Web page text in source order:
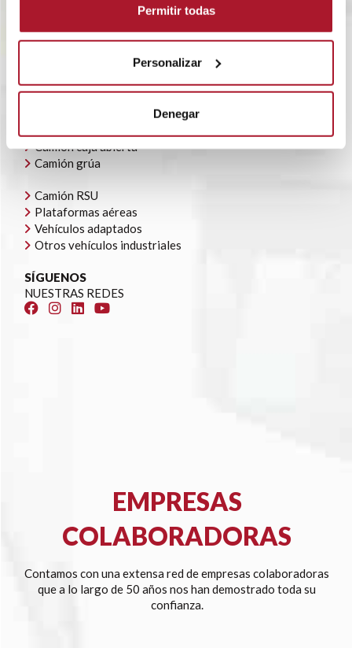
Permitir todas
Personalizar
Denegar
POLÍTICA CORPORATIVA
CONTACTO
AYUDAS AUTOCONSUMO
NUESTRA FLOTA
Todoterrenos y furgonetas
Camión caja abierta
Camión grúa
Camión RSU
Plataformas aéreas
Vehículos adaptados
Otros vehículos industriales
SÍGUENOS
NUESTRAS REDES
EMPRESAS
COLABORADORAS
Contamos con una extensa red de empresas colaboradoras
que a lo largo de 50 años nos han demostrado toda su
confianza.